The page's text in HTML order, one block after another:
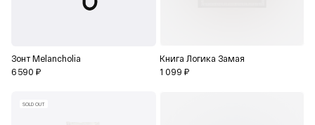
Зонт Melancholia
6 590 ₽
Книга Логика Замая
1 099 ₽
SOLD OUT